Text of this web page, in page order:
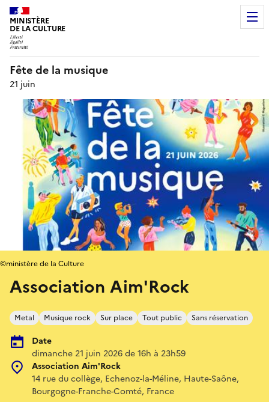
MINISTÈRE
DE LA CULTURE
Fête de la musique
21 juin
Association Aim'Rock
Metal Musique rock Sur place Tout public Sans réservation
Date
dimanche 21 juin 2026 de 16h à 23h59
Association Aim'Rock
14 rue du collège, Echenoz-la-Méline, Haute-Saône,
Bourgogne-Franche-Comté, France
©ministère de la Culture